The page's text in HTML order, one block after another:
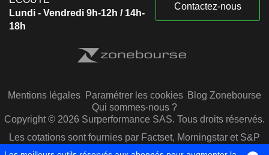
Lundi - Vendredi 9h-12h / 14h-
18h
Contactez-nous
Mentions légales Paramétrer les cookies Blog Zonebourse
Qui sommes-nous ?
Copyright © 2026 Surperformance SAS. Tous droits réservés.
Les cotations sont fournies par Factset, Morningstar et S&P
Capital IQ